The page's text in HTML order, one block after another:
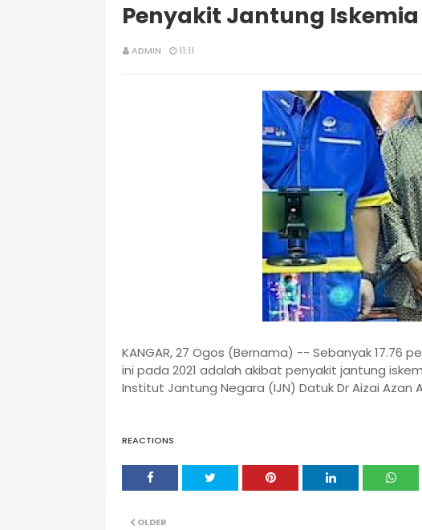
Penyakit Jantung Iskemia
ADMIN 11:11
KANGAR, 27 Ogos (Bernama) -- Sebanyak 17.76
ini pada 2021 adalah akibat penyakit jantung
Institut Jantung Negara (IJN) Datuk Dr Aizai Azan
REACTIONS
OLDER